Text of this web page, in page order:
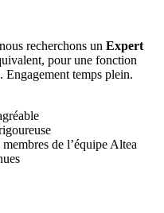
recherchons un Expert
pour une fonction
Engagement temps plein.
de l’équipe Altea